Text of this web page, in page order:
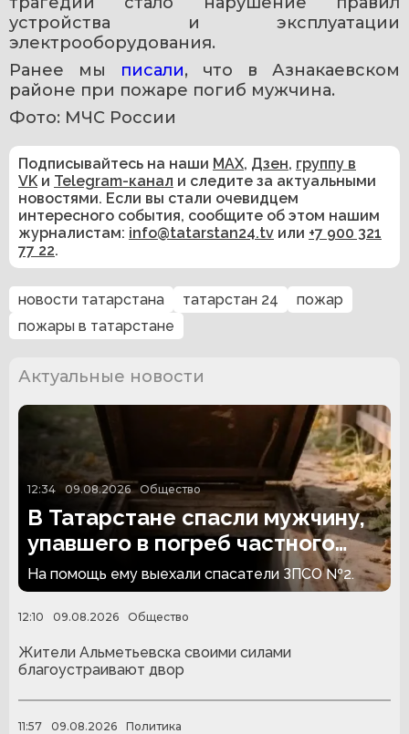
устройства и эксплуатации
электрооборудования.
Ранее мы писали, что в Азнакаевском
районе при пожаре погиб мужчина.
Фото: МЧС России
Подписывайтесь на наши MAX, Дзен, группу в
VK и Telegram-канал и следите за актуальными
новостями. Если вы стали очевидцем
интересного события, сообщите об этом нашим
журналистам: info@tatarstan24.tv или +7 900 321
77 22.
новости татарстана татарстан 24
пожар
пожары в татарстане
Актуальные новости
12:34 09.08.2026 Общество
В Татарстане спасли мужчину,
упавшего в погреб частного
дома
На помощь ему выехали спасатели ЗПСО №2.
12:10 09.08.2026 Общество
Жители Альметьевска своими силами
благоустраивают двор
11:57 09.08.2026 Политика